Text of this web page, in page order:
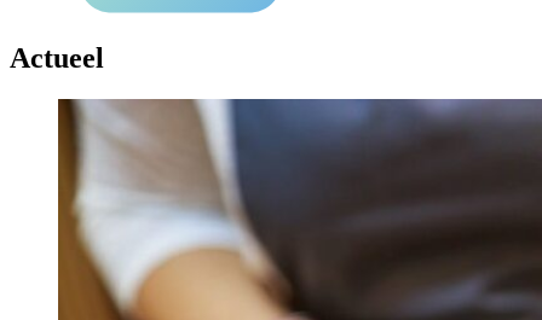
Actueel